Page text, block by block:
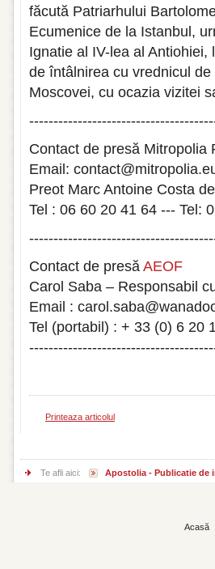
făcută Patriarhului
Ecumenice de la Istanbul,
Ignatie al IV-lea al
de întâlnirea cu vrednicul
Moscovei, cu ocazia vizitei
Contact de presă Mitropolia
Email:
Preot Marc Antoine Costa
Tel : 06 60 20 41 64 --- Tel:
Contact de presă AEOF
Carol Saba – Responsabil
Email :
Tel (portabil) : + 33 (0) 6 20
Printeaza articolul
Te afli aici: Apostolia - Publicatie de
Acasă